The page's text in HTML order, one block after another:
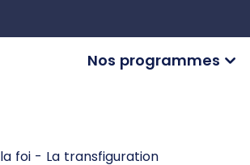
Nos programmes
foi - La transfiguration